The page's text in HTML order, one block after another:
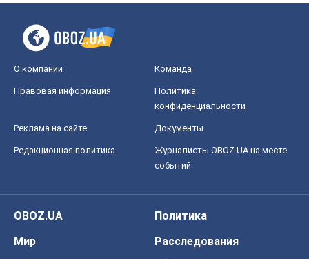
О компании Команда
Правовая информация
Политика
конфиденциальности
Реклама на сайте Документы
Редакционная политика
Журналисты OBOZ.UA на месте
событий
OBOZ.UA
Политика
Мир
Расследования